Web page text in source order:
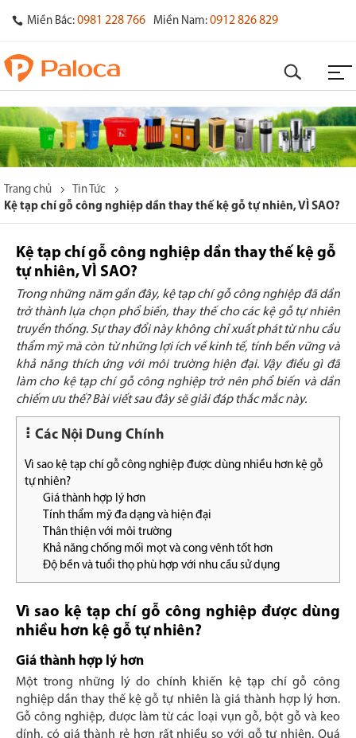
Miền Bắc: 0981 228 766 Miền Nam: 0912 826 829
Trang chủ
Tin Tức
Kệ tạp chí gỗ công nghiệp dần thay thế kệ gỗ tự nhiên, VÌ SAO?
Kệ tạp chí gỗ công nghiệp dần thay thế kệ gỗ
tự nhiên, VÌ SAO?
Trong những năm gần đây, kệ tạp chí gỗ công nghiệp đã dần
trở thành lựa chọn phổ biến, thay thế cho các kệ gỗ tự nhiên
truyền thống. Sự thay đổi này không chỉ xuất phát từ nhu cầu
thẩm mỹ mà còn từ những lợi ích về kinh tế, tính bền vững và
khả năng thích ứng với môi trường hiện đại. Vậy điều gì đã
làm cho kệ tạp chí gỗ công nghiệp trở nên phổ biến và dần
chiếm ưu thế? Bài viết sau đây sẽ giải đáp thắc mắc này.
Các Nội Dung Chính
Vì sao kệ tạp chí gỗ công nghiệp được dùng nhiều hơn kệ gỗ
tự nhiên?
Giá thành hợp lý hơn
Tính thẩm mỹ đa dạng và hiện đại
Thân thiện với môi trường
Khả năng chống mối mọt và cong vênh tốt hơn
Độ bền và tuổi thọ phù hợp với nhu cầu sử dụng
Vì sao kệ tạp chí gỗ công nghiệp được dùng
nhiều hơn kệ gỗ tự nhiên?
Giá thành hợp lý hơn
Một trong những lý do chính khiến kệ tạp chí gỗ công
nghiệp dần thay thế kệ gỗ tự nhiên là giá thành hợp lý hơn.
Gỗ công nghiệp, được làm từ các loại vụn gỗ, bột gỗ và keo
dính, có giá thành rẻ hơn rất nhiều so với gỗ tự nhiên. Quá